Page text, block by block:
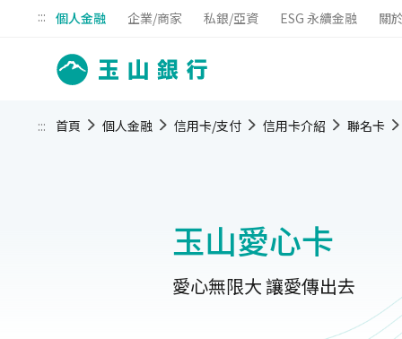
::: 個人金融 企業/商家 私銀/亞資 ESG 永續金融 關
:::
玉山愛心卡
愛心無限大 讓愛傳出去
首頁 個人金融 信用卡/支付 信用卡介紹 聯名卡